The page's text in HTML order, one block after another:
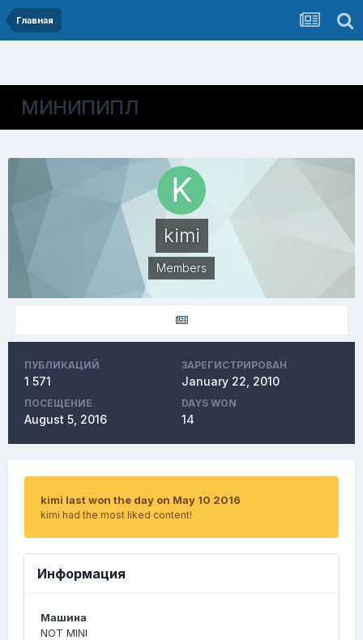
Главная
МИНИПИПЛ
kimi
Members
ПУБЛИКАЦИЙ
1 571
ЗАРЕГИСТРИРОВАН
January 22, 2010
ПОСЕЩЕНИЕ
August 5, 2016
DAYS WON
14
kimi last won the day on May 10 2016
kimi had the most liked content!
Информация
Машина
NOT MINI